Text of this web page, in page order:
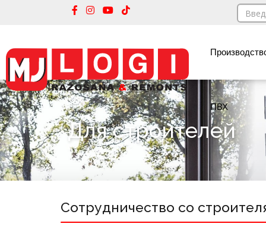
ПВХ
Для строителей
Сотрудничество со